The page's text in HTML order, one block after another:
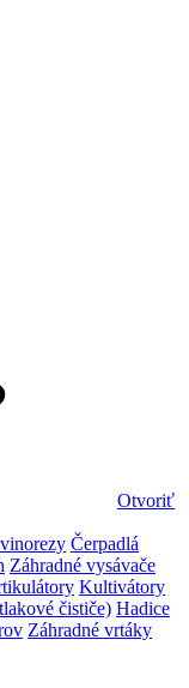
Otvoriť
Čerpadlá
Záhradné vysávače
Kultivátory
čističe) Hadice
Záhradné vrtáky